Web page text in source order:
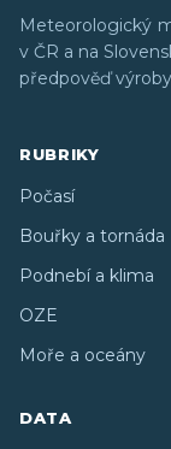
Meteorologický
v ČR a na
předpověď
RUBRIKY
Počasí
Bouřky a tornáda
Podnebí a klima
OZE
Moře a oceány
DATA